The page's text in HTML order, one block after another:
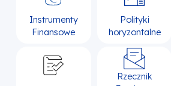
Instrumenty
Finansowe
Polityki
horyzontalne
Rzecznik